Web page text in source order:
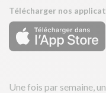
Télécharger nos
Une fois par semaine,